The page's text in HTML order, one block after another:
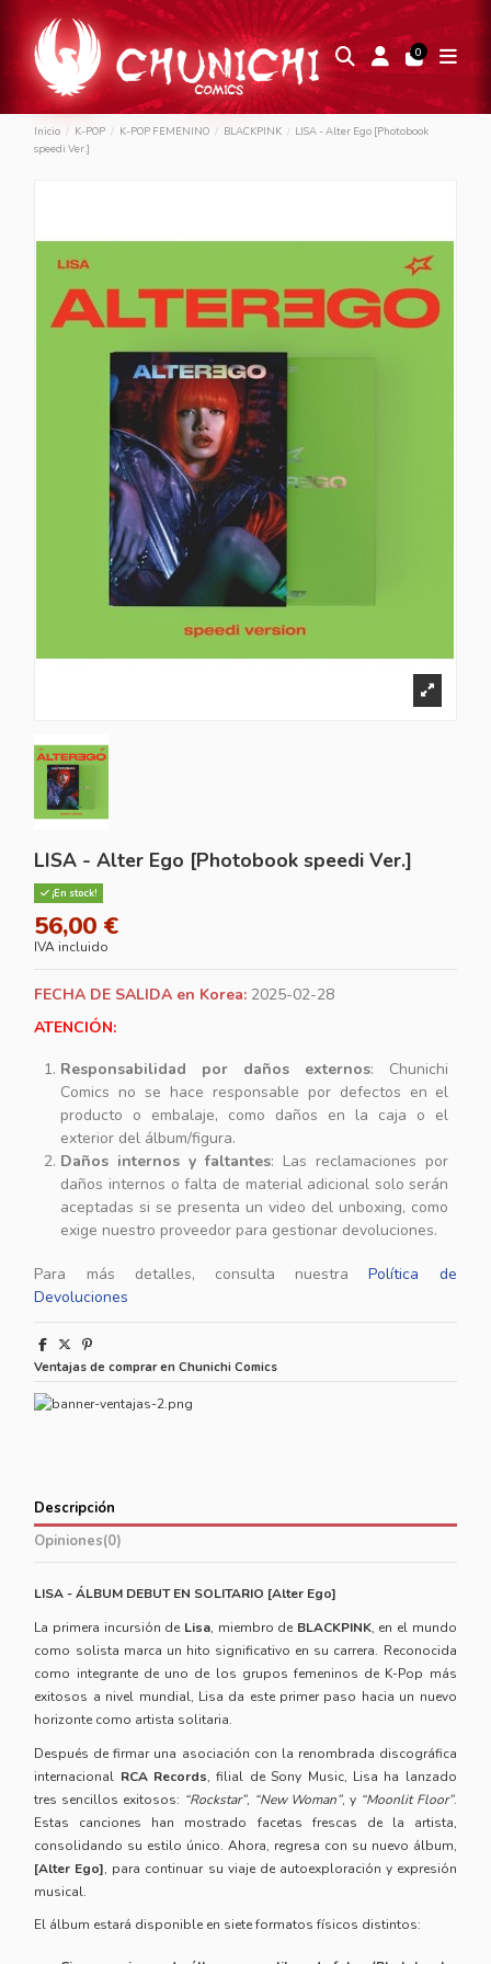
0
Inicio K-POP K-POP FEMENINO BLACKPINK
LISA - Alter Ego [Photobook
speedi Ver.]
LISA - Alter Ego [Photobook speedi Ver.]
¡En stock!
56,00 €
IVA incluido
FECHA DE SALIDA en Korea: 2025-02-28
ATENCIÓN:
Responsabilidad por daños externos: Chunichi
Comics no se hace responsable por defectos en el
producto o embalaje, como daños en la caja o el
exterior del álbum/figura.
Daños internos y faltantes: Las reclamaciones por
daños internos o falta de material adicional solo serán
aceptadas si se presenta un video del unboxing, como
exige nuestro proveedor para gestionar devoluciones.
Para más detalles, consulta nuestra
Política de
Devoluciones
Ventajas de comprar en Chunichi Comics
Descripción
Opiniones(0)
LISA - ÁLBUM DEBUT EN SOLITARIO [Alter Ego]
La primera incursión de Lisa, miembro de BLACKPINK, en el mundo
como solista marca un hito significativo en su carrera. Reconocida
como integrante de uno de los grupos femeninos de K-Pop más
exitosos a nivel mundial, Lisa da este primer paso hacia un nuevo
horizonte como artista solitaria.
Después de firmar una asociación con la renombrada discográfica
internacional RCA Records, filial de Sony Music, Lisa ha lanzado
tres sencillos exitosos: “Rockstar”, “New Woman”, y “Moonlit Floor”.
Estas canciones han mostrado facetas frescas de la artista,
consolidando su estilo único. Ahora, regresa con su nuevo álbum,
[Alter Ego], para continuar su viaje de autoexploración y expresión
musical.
El álbum estará disponible en siete formatos físicos distintos: